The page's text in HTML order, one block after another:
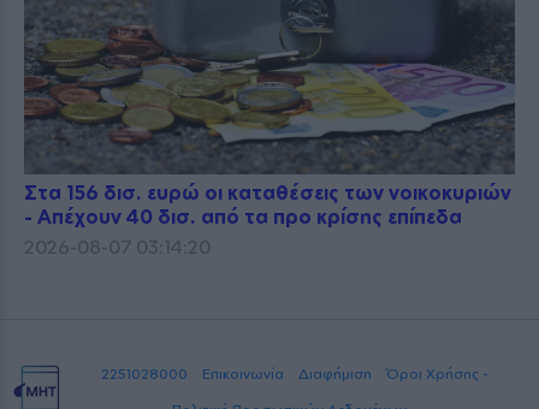
Στα 156 δισ. ευρώ οι καταθέσεις των νοικοκυριών
- Απέχουν 40 δισ. από τα προ κρίσης επίπεδα
2026-08-07 03:14:20
2251028000 Επικοινωνία Διαφήμιση
Όροι Χρήσης -